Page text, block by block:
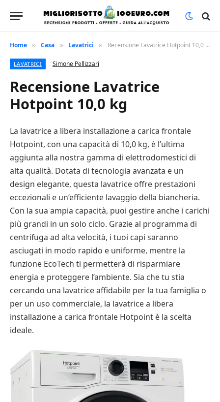
Home » Casa » Lavatrici » Recensione Lavatrice Hotpoint 10,0 kg
LAVATRICI Simone Pellizzari
Recensione Lavatrice
Hotpoint 10,0 kg
La lavatrice a libera installazione a carica frontale
Hotpoint, con una capacità di 10,0 kg, è l’ultima
aggiunta alla nostra gamma di elettrodomestici di
alta qualità. Dotata di tecnologia avanzata e un
design elegante, questa lavatrice offre prestazioni
eccezionali e un’efficiente lavaggio della biancheria.
Con la sua ampia capacità, puoi gestire anche i carichi
più grandi in un solo ciclo. Grazie al programma di
centrifuga ad alta velocità, i tuoi capi saranno
asciugati in modo rapido e uniforme, mentre la
funzione EcoTech ti permetterà di risparmiare
energia e proteggere l’ambiente. Sia che tu stia
cercando una lavatrice affidabile per la tua famiglia o
per un uso commerciale, la lavatrice a libera
installazione a carica frontale Hotpoint è la scelta
ideale.